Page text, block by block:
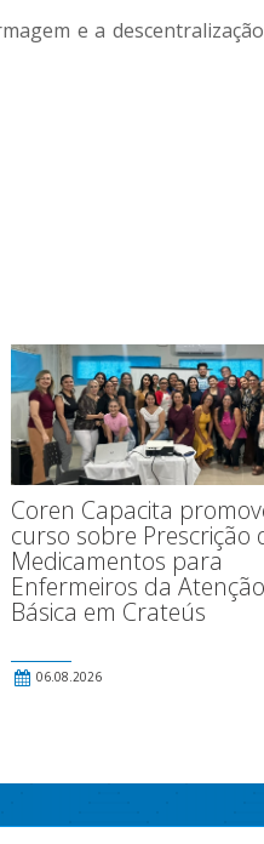
e a
Coren Capacita
curso sobre Prescrição
Medicamentos para
Enfermeiros da Atenção
Básica em Crateús
06.08.2026